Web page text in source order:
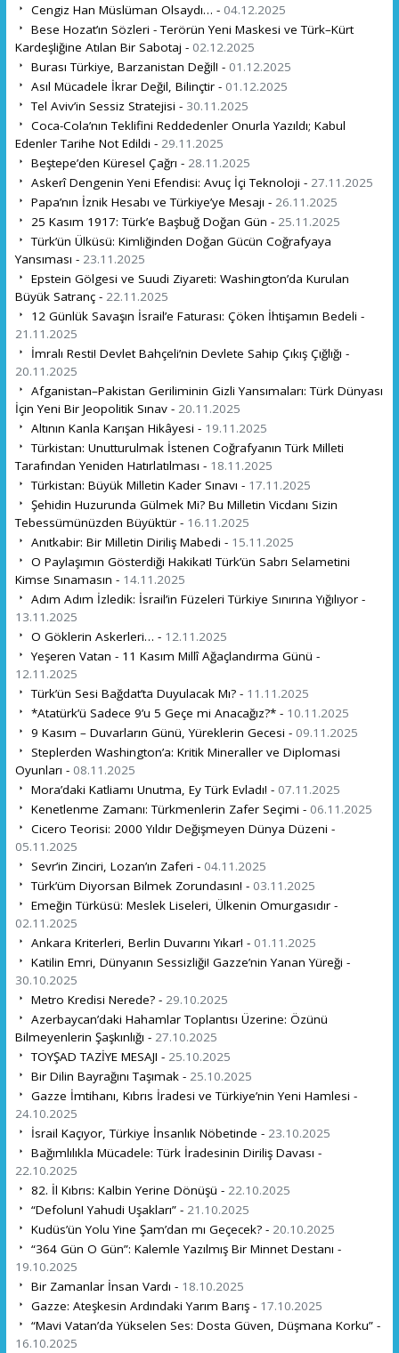
Cengiz Han Müslüman Olsaydı… - 04.12.2025
Bese Hozat’ın Sözleri - Terörün Yeni Maskesi ve Türk–Kürt
Kardeşliğine Atılan Bir Sabotaj - 02.12.2025
Burası Türkiye, Barzanistan Değil! - 01.12.2025
Asıl Mücadele İkrar Değil, Bilinçtir - 01.12.2025
Tel Aviv’in Sessiz Stratejisi - 30.11.2025
Coca-Cola’nın Teklifini Reddedenler Onurla Yazıldı; Kabul
Edenler Tarihe Not Edildi - 29.11.2025
Beştepe’den Küresel Çağrı - 28.11.2025
Askerî Dengenin Yeni Efendisi: Avuç İçi Teknoloji - 27.11.2025
Papa’nın İznik Hesabı ve Türkiye’ye Mesajı - 26.11.2025
25 Kasım 1917: Türk’e Başbuğ Doğan Gün - 25.11.2025
Türk’ün Ülküsü: Kimliğinden Doğan Gücün Coğrafyaya
Yansıması - 23.11.2025
Epstein Gölgesi ve Suudi Ziyareti: Washington’da Kurulan
Büyük Satranç - 22.11.2025
12 Günlük Savaşın İsrail’e Faturası: Çöken İhtişamın Bedeli -
21.11.2025
İmralı Resti! Devlet Bahçeli’nin Devlete Sahip Çıkış Çığlığı -
20.11.2025
Afganistan–Pakistan Geriliminin Gizli Yansımaları: Türk Dünyası
İçin Yeni Bir Jeopolitik Sınav - 20.11.2025
Altının Kanla Karışan Hikâyesi - 19.11.2025
Türkistan: Unutturulmak İstenen Coğrafyanın Türk Milleti
Tarafından Yeniden Hatırlatılması - 18.11.2025
Türkistan: Büyük Milletin Kader Sınavı - 17.11.2025
Şehidin Huzurunda Gülmek Mi? Bu Milletin Vicdanı Sizin
Tebessümünüzden Büyüktür - 16.11.2025
Anıtkabir: Bir Milletin Diriliş Mabedi - 15.11.2025
O Paylaşımın Gösterdiği Hakikat! Türk’ün Sabrı Selametini
Kimse Sınamasın - 14.11.2025
Adım Adım İzledik: İsrail’in Füzeleri Türkiye Sınırına Yığılıyor -
13.11.2025
O Göklerin Askerleri… - 12.11.2025
Yeşeren Vatan - 11 Kasım Millî Ağaçlandırma Günü -
12.11.2025
Türk’ün Sesi Bağdat’ta Duyulacak Mı? - 11.11.2025
*Atatürk’ü Sadece 9’u 5 Geçe mi Anacağız?* - 10.11.2025
9 Kasım – Duvarların Günü, Yüreklerin Gecesi - 09.11.2025
Steplerden Washington’a: Kritik Mineraller ve Diplomasi
Oyunları - 08.11.2025
Mora’daki Katliamı Unutma, Ey Türk Evladı! - 07.11.2025
Kenetlenme Zamanı: Türkmenlerin Zafer Seçimi - 06.11.2025
Cicero Teorisi: 2000 Yıldır Değişmeyen Dünya Düzeni -
05.11.2025
Sevr’in Zinciri, Lozan’ın Zaferi - 04.11.2025
Türk’üm Diyorsan Bilmek Zorundasın! - 03.11.2025
Emeğin Türküsü: Meslek Liseleri, Ülkenin Omurgasıdır -
02.11.2025
Ankara Kriterleri, Berlin Duvarını Yıkar! - 01.11.2025
Katilin Emri, Dünyanın Sessizliği! Gazze’nin Yanan Yüreği -
30.10.2025
Metro Kredisi Nerede? - 29.10.2025
Azerbaycan’daki Hahamlar Toplantısı Üzerine: Özünü
Bilmeyenlerin Şaşkınlığı - 27.10.2025
TOYŞAD TAZİYE MESAJI - 25.10.2025
Bir Dilin Bayrağını Taşımak - 25.10.2025
Gazze İmtihanı, Kıbrıs İradesi ve Türkiye’nin Yeni Hamlesi -
24.10.2025
İsrail Kaçıyor, Türkiye İnsanlık Nöbetinde - 23.10.2025
Bağımlılıkla Mücadele: Türk İradesinin Diriliş Davası -
22.10.2025
82. İl Kıbrıs: Kalbin Yerine Dönüşü - 22.10.2025
“Defolun! Yahudi Uşakları” - 21.10.2025
Kudüs’ün Yolu Yine Şam’dan mı Geçecek? - 20.10.2025
“364 Gün O Gün”: Kalemle Yazılmış Bir Minnet Destanı -
19.10.2025
Bir Zamanlar İnsan Vardı - 18.10.2025
Gazze: Ateşkesin Ardındaki Yarım Barış - 17.10.2025
“Mavi Vatan’da Yükselen Ses: Dosta Güven, Düşmana Korku” -
16.10.2025